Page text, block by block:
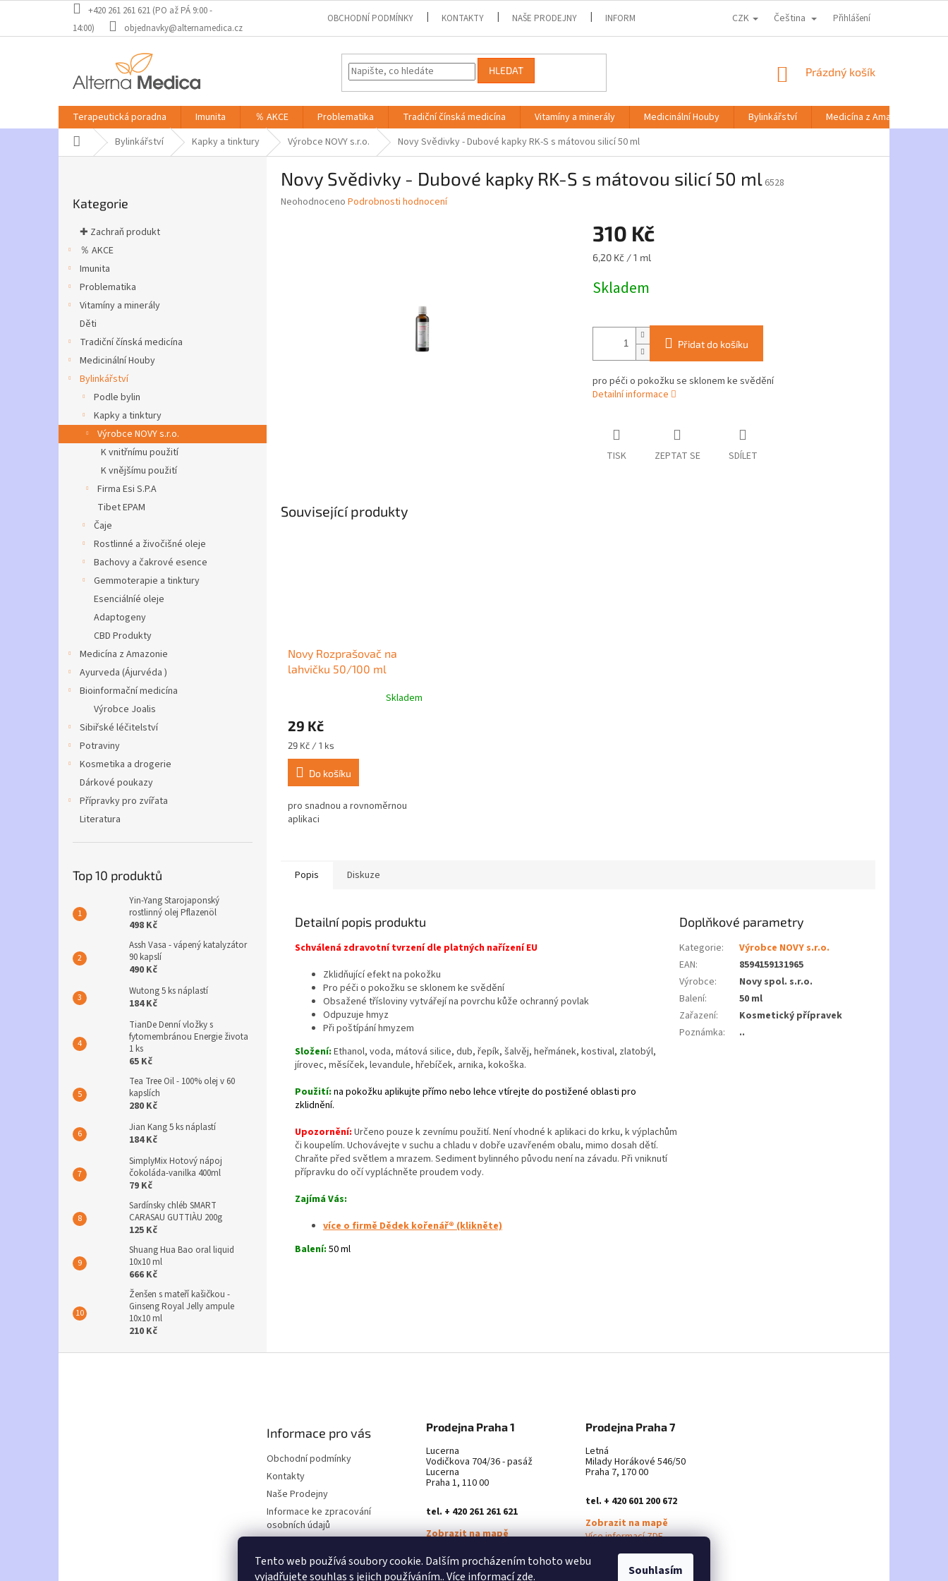
Tento web používá soubory cookie. Dalším procházením tohoto webu
vyjadřujete souhlas s jejich používáním.. Více informacízde. Souhlasím
obsah
+420 261 261 621 (PO až PÁ 9:00 -
14:00)
objednavky@alternamedica.cz
OBCHODNÍ PODMÍNKY KONTAKTY NAŠE PRODEJNY INFORMACE KE ZPRACOVÁNÍ OSOBNÍCH ÚDAJŮ DOPRAVA A PLATBA
CZK Čeština Přihlášení
HLEDAT
NÁKUPNÍ
Prázdný košík
Terapeutická poradna Imunita ％ AKCE Problematika Tradiční čínská medicína Vitamíny a minerály Medicinální Houby Bylinkářství
Medicína z Amazonie
Domů Bylinkářství Kapky a tinktury Výrobce NOVY s.r.o. Novy Svědivky - Dubové kapky RK-S s mátovou silicí 50 ml
kategorie
Kategorie
✚ Zachraň produkt
％ AKCE
Imunita
Problematika
Vitamíny a minerály
Děti
Tradiční čínská medicína
Medicinální Houby
Bylinkářství
Podle bylin
Kapky a tinktury
Výrobce NOVY s.r.o.
K vnitřnímu použití
K vnějšímu použití
Firma Esi S.P.A
Tibet EPAM
Čaje
Rostlinné a živočišné oleje
Bachovy a čakrové esence
Gemmoterapie a tinktury
Esenciálníé oleje
Adaptogeny
CBD Produkty
Medicína z Amazonie
Ayurveda (Ájurvéda )
Bioinformační medicína
Výrobce Joalis
Sibiřské léčitelství
Potraviny
Kosmetika a drogerie
Dárkové poukazy
Přípravky pro zvířata
Literatura
Top 10 produktů
Yin-Yang Starojaponský
rostlinný olej Pflazenöl
498 Kč
Assh Vasa - vápený katalyzátor
90 kapslí
490 Kč
Wutong 5 ks náplastí
184 Kč
TianDe Denní vložky s
fytomembránou Energie života
1 ks
65 Kč
Tea Tree Oil - 100% olej v 60
kapslích
280 Kč
Jian Kang 5 ks náplastí
184 Kč
SimplyMix Hotový nápoj
čokoláda-vanilka 400ml
79 Kč
Sardínsky chléb SMART
CARASAU GUTTIÀU 200g
125 Kč
Shuang Hua Bao oral liquid
10x10 ml
666 Kč
Ženšen s mateří kašičkou -
Ginseng Royal Jelly ampule
10x10 ml
210 Kč
Novy Svědivky - Dubové kapky RK-S s mátovou silicí 50 ml 6528
Průměrné
Neohodnoceno Podrobnosti hodnocení
310 Kč
Měrná
6,20 Kč / 1 ml
Skladem
Přidat do košíku
pro péči o pokožku se sklonem ke svědění
Detailní informace
TISK ZEPTAT SE SDÍLET
Související produkty
Novy Rozprašovač na
lahvičku 50/100 ml
produktu
je
5,0
Skladem
29 Kč
Měrná
cena:
29 Kč / 1 ks
Do košíku
pro snadnou a rovnoměrnou
aplikaci
Popis Diskuze
Detailní popis produktu
Schválená zdravotní tvrzení dle platných nařízení EU
Zklidňující efekt na pokožku
Pro péči o pokožku se sklonem ke svědění
Obsažené třísloviny vytvářejí na povrchu kůže ochranný povlak
Odpuzuje hmyz
Při poštípání hmyzem
Složení: Ethanol, voda, mátová silice, dub, řepík, šalvěj, heřmánek, kostival, zlatobýl,
jírovec, měsíček, levandule, hřebíček, arnika, kokoška.
Použití: na pokožku aplikujte přímo nebo lehce vtírejte do postižené oblasti pro
zklidnění.
Upozornění: Určeno pouze k zevnímu použití. Není vhodné k aplikaci do krku, k výplachům
či koupelím. Uchovávejte v suchu a chladu v dobře uzavřeném obalu, mimo dosah dětí.
Chraňte před světlem a mrazem. Sediment bylinného původu není na závadu. Při vniknutí
přípravku do očí vypláchněte proudem vody.
Zajímá Vás:
více o firmě Dědek kořenář® (klikněte)
Balení: 50 ml
Doplňkové parametry
Kategorie:
Výrobce NOVY s.r.o.
EAN:
8594159131965
Výrobce:
Novy spol. s.r.o.
Balení:
50 ml
Zařazení:
Kosmetický přípravek
Poznámka: ..
Informace pro vás
Obchodní podmínky
Kontakty
Naše Prodejny
Informace ke zpracování
osobních údajů
Nabídka zaměstnání
Prodejna Praha 1
Lucerna
Vodičkova 704/36 - pasáž
Lucerna
Praha 1, 110 00
tel. + 420 261 261 621
Zobrazit na mapě
Prodejna Praha 7
Letná
Milady Horákové 546/50
Praha 7, 170 00
tel. + 420 601 200 672
Zobrazit na mapě
Více informací ZDE